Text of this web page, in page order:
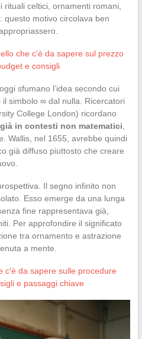
rituali celtici, ornamenti romani,
questo motivo circolava ben
che c'è da sapere sul prezzo
e consigli
sfumano l’idea secondo cui
simbolo ∞ dal nulla. Ricercatori
College London) ricordano
in contesti non matematici
Wallis, nel 1655, avrebbe quindi
già diffuso piuttosto che creare
Il segno infinito non
Esso emerge da una lunga
fine rappresentava già,
Per approfondire il significato
tra ornamento e astrazione
a mente.
c'è da sapere sulle procedure
e passaggi chiave